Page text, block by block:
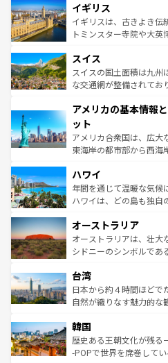
いる。シャンパンの発祥
香り高いラベンダー畑な
らに、パリ以外の地域に
れる地方に足を運ぶとそ
きるだろう。 な
を参照してほしい。
顔を持つこの国は、どこ
ルリンの文化的活気、バ
してライン川沿いのワイ
は、お酒好きな人にはぜひ体験
ドイツ情報はコンテンツ
イギリス
イギリスは、古きよき伝
トミンスター寺院や大英
リアごとに異なる魅力が
ティー、ビール好きには
戦など、本場だからこそ
ンツ一覧を参照してほし
スイス
スイスの国土面積は九州
な交通網が整備されてお
の建物がそのまま残る町
博物館もあり、アルプス
ことができる。国民の所
者向けの交通パス提供の
着のスイス情報は
アメリカの基本情報
ット
アメリカ合衆国は、広大
東海岸の都市部から西海
のような巨大都市は、観
ンメントが詰まった刺激
西部には大自然が広がり
部のニューオーリンズで
文化が魅力。旅行者はア
しみながら、その多様性
ならではの贅沢な旅のスタイルだ。 なお
情報はコンテンツ一覧を
ハワイ
年間を通じて温暖な気候
ハワイは、どの島も独自
ワイ島は見逃せない。ま
島だが、静かな自然を求
おすすめ。エメラルドグ
れるおもてなしの心で訪
人々、おいしいローカル
ク、伝統的なフラダンス
ワイを、存分に味わってほしい。 なお、新着
はコンテンツ一覧を参照
オーストラリア
オーストラリアは、壮大
シドニーのシンボルであ
リアリーフや大陸中央部
ク）、タスマニアの美し
ど、見どころがたくさん
いる。アクティビティも
ビング、ハイキングなど
い。オーストラリアの多
台湾
日本から約４時間ほどで
自然が織りなす魅力的な
ン）、静ひつな山岳地帯
と山間の静けさが共存し
驚きをもたらしてくれる
韓国
歴史ある王朝文化が残る
-POPで世界を席巻して